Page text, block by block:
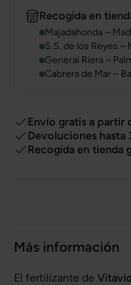
Recogida en
Majadahonda –
S.S. de los Reyes –
General Riera –
Cabrera de Mar –
Envío gratis a partir
Devoluciones hasta
Recogida en tienda
Más información
El fertilizante de